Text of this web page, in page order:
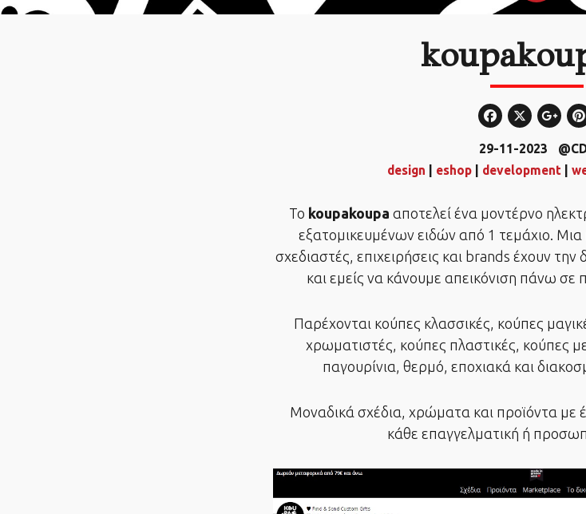
29-11-2023
design
eshop development
Το koupakoupa αποτελεί ένα μοντέρνο
εξατομικευμένων ειδών από 1 τεμάχιο.
σχεδιαστές, επιχειρήσεις και brands έχουν
και εμείς να κάνουμε απεικόνιση πάνω σε
Παρέχονται κούπες κλασσικές, κούπες
χρωματιστές, κούπες πλαστικές, κούπες
παγουρίνια, θερμό, εποχιακά και
Μοναδικά σχέδια, χρώματα και προϊόντα με
κάθε επαγγελματική ή